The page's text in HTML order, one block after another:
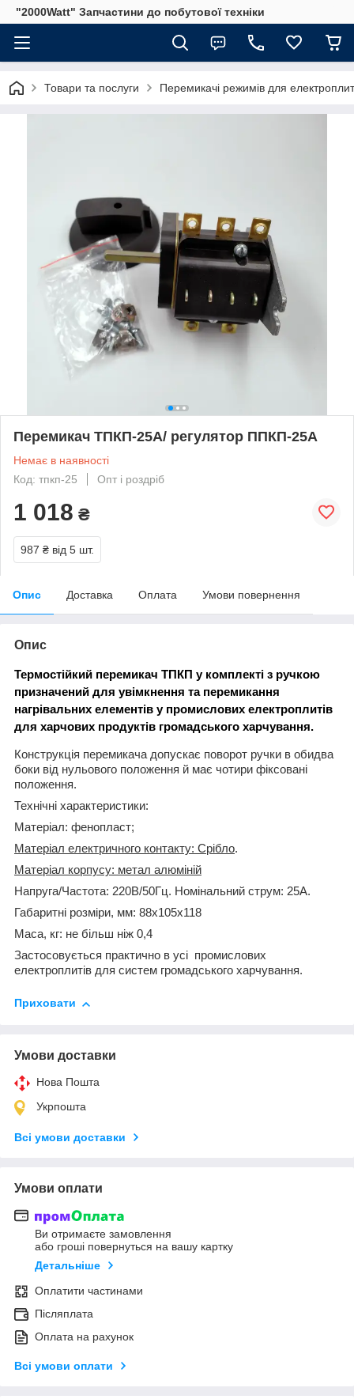
"2000Watt" Запчастини до побутової техніки
Товари та послуги Перемикачі режимів для
Перемикач ТПКП-25А/ регулятор ППКП-25А
Немає в наявності
Код: тпкп-25
Опт і роздріб
1 018 ₴
987 ₴ від 5 шт.
Опис Доставка Оплата Умови повернення
Опис
Термостійкий перемикач ТПКП у комплекті з ручкою
призначений для увімкнення та перемикання
нагрівальних елементів у промислових електроплитів
для харчових продуктів громадського харчування.
Конструкція перемикача допускає поворот ручки в обидва
боки від нульового положення й має чотири фіксовані
положення.
Технічні характеристики:
Матеріал: фенопласт;
Матеріал електричного контакту: Срібло.
Матеріал корпусу: метал алюміній
Напруга/Частота: 220В/50Гц. Номінальний струм: 25А.
Габаритні розміри, мм: 88х105х118
Маса, кг: не більш ніж 0,4
Застосовується практично в усі промислових
електроплитів для систем громадського харчування.
Приховати
Умови доставки
Нова Пошта
Укрпошта
Всі умови доставки
Умови оплати
Ви отримаєте замовлення
або гроші повернуться на вашу картку
Детальніше
Оплатити частинами
Післяплата
Оплата на рахунок
Всі умови оплати